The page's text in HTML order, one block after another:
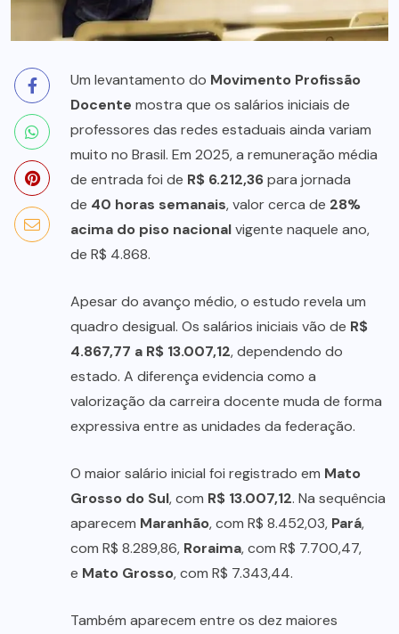
Um levantamento do Movimento Profissão
Docente mostra que os salários iniciais de
professores das redes estaduais ainda variam
muito no Brasil. Em 2025, a remuneração média
de entrada foi de R$ 6.212,36para jornada
de 40 horas semanais, valor cerca de 28%
acima do piso nacionalvigente naquele ano,
de R$ 4.868.
Apesar do avanço médio, o estudo revela um
quadro desigual. Os salários iniciais vão de R$
4.867,77 a R$ 13.007,12, dependendo do
estado. A diferença evidencia como a
valorização da carreira docente muda de forma
expressiva entre as unidades da federação.
O maior salário inicial foi registrado em Mato
Grosso do Sul, com R$ 13.007,12. Na sequência
aparecem Maranhão, com R$ 8.452,03, Pará,
com R$ 8.289,86, Roraima, com R$ 7.700,47,
e Mato Grosso, com R$ 7.343,44.
Também aparecem entre os dez maiores